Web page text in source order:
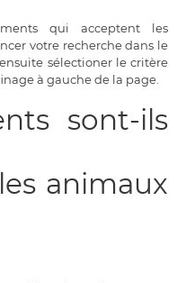
qui acceptent les
votre recherche dans le
sélectioner le critère
à gauche de la page.
sont-ils
animaux